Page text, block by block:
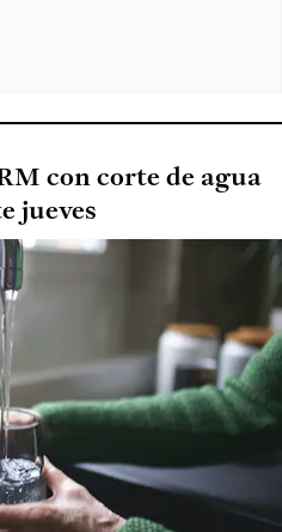
con corte de agua
jueves